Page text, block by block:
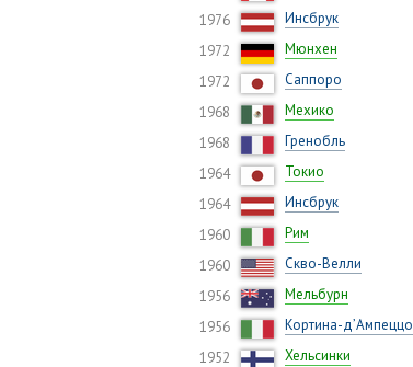
1976
Инсбрук
1972
Мюнхен
1972
Саппоро
1968
Мехико
1968
Гренобль
1964
Токио
1964
Инсбрук
1960
Рим
1960
Скво-Велли
1956
Мельбурн
1956
Кортина-д’Ампеццо
1952
Хельсинки